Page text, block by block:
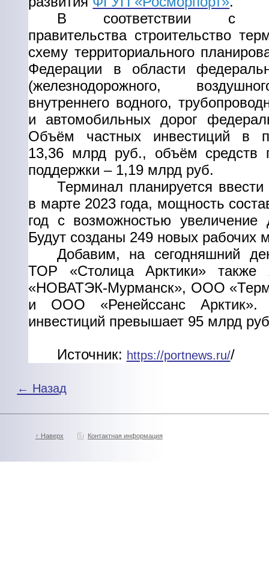
В соответствии с
правительства строительство
схему территориального
Федерации в области
(железнодорожного,
внутреннего водного,
и автомобильных дорог
Объём частных инвестиций в
13,36 млрд руб., объём средств
поддержки – 1,19 млрд руб.
Терминал планируется
в марте 2023 года, мощность
год с возможностью
Будут созданы 249 новых рабочих
Добавим, на сегодняшний
ТОР «Столица Арктики»
«НОВАТЭК-Мурманск», ООО
и ООО «Ренейссанс
инвестиций превышает 95 млрд
Источник: https://portnews.ru//
← Назад
↑ Наверх Контактная информация